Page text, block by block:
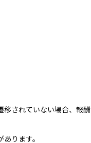
されていない場合、報
ります。